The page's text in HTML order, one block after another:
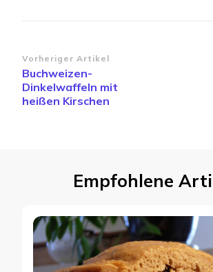
Beitragsnavigation
Vorheriger Artikel
Buchweizen-
Dinkelwaffeln mit
heißen Kirschen
Empfohlene